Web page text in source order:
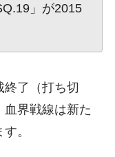
」が2015
了（打ち切
血界戦線は新た
。